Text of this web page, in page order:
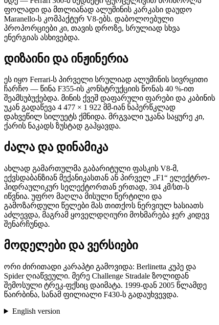
ფოლადი და მთლიანად ალუმინის კარკასი დაუდო
Maranello-ს კომპაქტურ V8-ებს. დაბოლოებული
პროპორციები კი, თავის დროზე, სრულიად სხვა
ენერგიას ასხივებდა.
დიზაინი და ინჟინერია
ეს იყო Ferrari-ს პირველი სრულიად ალუმინის სივრცითი
ჩარჩო — წინა F355-ის კონსტრუქციის წონას 40 %-ით
შეამსუბუქებდა. მინის ქვეშ დაფარული ფარები და კაბინის
უკან გადაწევა 4 477 × 1 922 მმ-იან ნაპერწკლად
დახვეწილ სილუეტს ქმნიდა. მრგვალი უკანა საყურე კი,
ქარის ნაკადს ზუსტად გაჰყავდა.
ძალა და დინამიკა
ახლად გამართულმა გაბარიტული ფასკის V8-მ,
ექვსდაბანზიან მექანიკასთან ან პირველ „F1“ ელექტრო-
ჰიდრაულიკურ სელექტორთან ერთად, 304 კმ/სთ-ს
იწვნია. უფრო მაღლა მისული წერტილი და
გამოზარდული წელები მას თითქოს ნერვიულ ხასიათს
აძლევდა, მაგრამ ყოველდღიური მოხმარება ჯერ კიდევ
შენარჩუნდა.
მოდელები და ვერსიები
ორი ძირითადი კარაპტი გამოვიდა: Berlinetta კუპე და
Spider ღიაწვეული. მერე Challenge Stradale ზოლიდან
შემოსული ტრეკ-ფქსიც დაიმატა. 1999-დან 2005 წლამდე
წაირბინა, სანამ ფილიალი F430-ს გადაუხვევდა.
English version